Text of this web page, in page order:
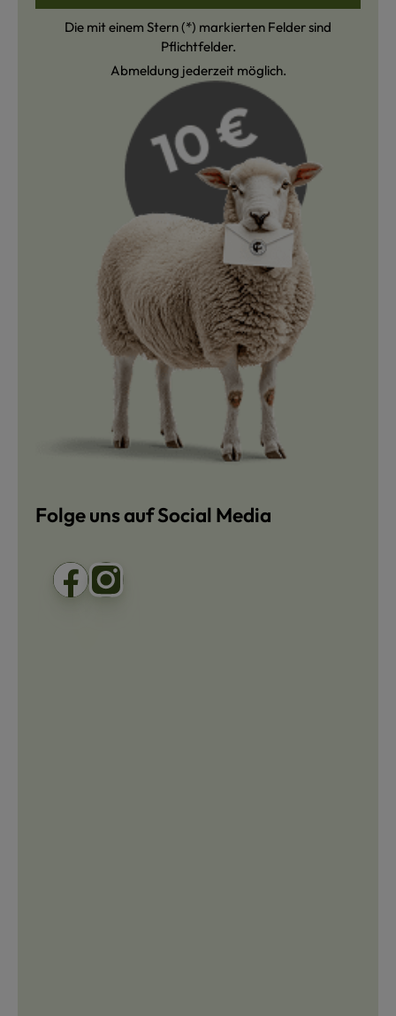
Die mit einem Stern (*) markierten Felder sind
Pflichtfelder.
Abmeldung jederzeit möglich.
Folge uns auf Social Media